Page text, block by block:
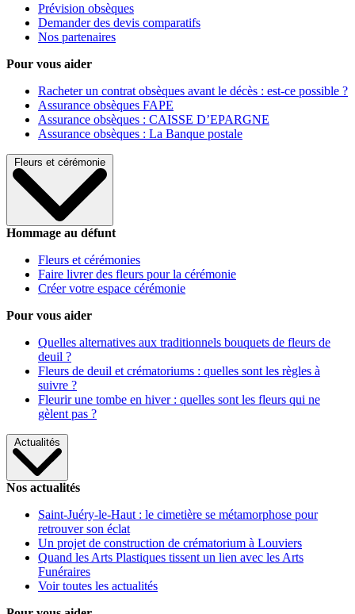
Prévision obsèques
Demander des devis comparatifs
Nos partenaires
Pour vous aider
Racheter un contrat obsèques avant le décès : est-ce possible ?
Assurance obsèques FAPE
Assurance obsèques : CAISSE D’EPARGNE
Assurance obsèques : La Banque postale
Fleurs et cérémonie
Hommage au défunt
Fleurs et cérémonies
Faire livrer des fleurs pour la cérémonie
Créer votre espace cérémonie
Pour vous aider
Quelles alternatives aux traditionnels bouquets de fleurs de
deuil ?
Fleurs de deuil et crématoriums : quelles sont les règles à
suivre ?
Fleurir une tombe en hiver : quelles sont les fleurs qui ne
gèlent pas ?
Actualités
Nos actualités
Saint-Juéry-le-Haut : le cimetière se métamorphose pour
retrouver son éclat
Un projet de construction de crématorium à Louviers
Quand les Arts Plastiques tissent un lien avec les Arts
Funéraires
Voir toutes les actualités